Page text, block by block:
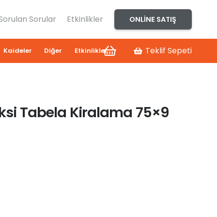
Sorular Etkinlikler ONLINE SATIŞ
Kaideler Diğer Etkinlikler Teklif Sepeti
Tabela Kiralama 75×9